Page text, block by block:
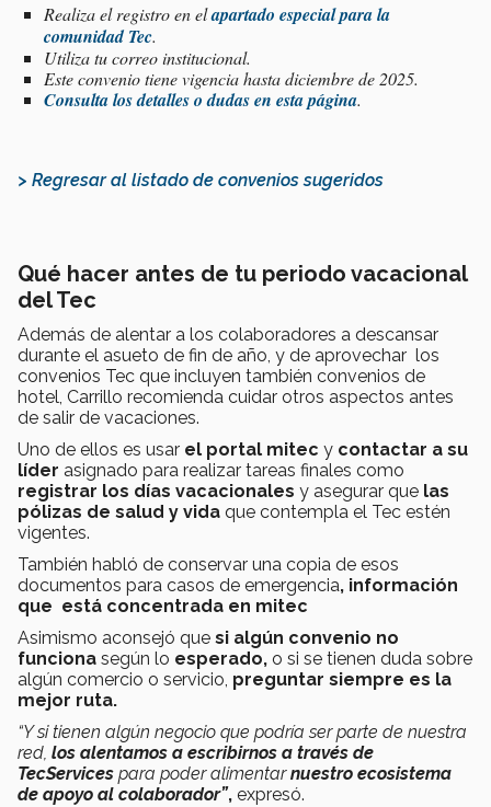
Realiza el registro en elapartado especial para la
comunidad Tec.
Utiliza tu correo institucional.
Este convenio tiene vigencia hasta diciembre de 2025.
Consulta los detalles o dudas en esta página.
> Regresar al listado de convenios sugeridos
Qué hacer antes de tu periodo vacacional
del Tec
Además de alentar a los colaboradores a descansar
durante el asueto de fin de año, y de aprovechar los
convenios Tec que incluyen también convenios de
hotel, Carrillo recomienda cuidar otros aspectos antes
de salir de vacaciones.
Uno de ellos es usar el portal mitec y contactar a su
líder asignado para realizar tareas finales como
registrar los días vacacionales y asegurar que las
pólizas de salud y vida que contempla el Tec estén
vigentes.
También habló de conservar una copia de esos
documentos para casos de emergencia, información
que está concentrada en mitec
Asimismo aconsejó que si algún convenio no
funciona según lo esperado, o si se tienen duda sobre
algún comercio o servicio, preguntar siempre es la
mejor ruta.
“Ysi tienen algún negocio que podría ser parte de nuestra
red, los alentamos a escribirnos a través de
TecServices para poder alimentarnuestro ecosistema
de apoyo al colaborador”, expresó.